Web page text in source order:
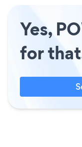
Yes,
for